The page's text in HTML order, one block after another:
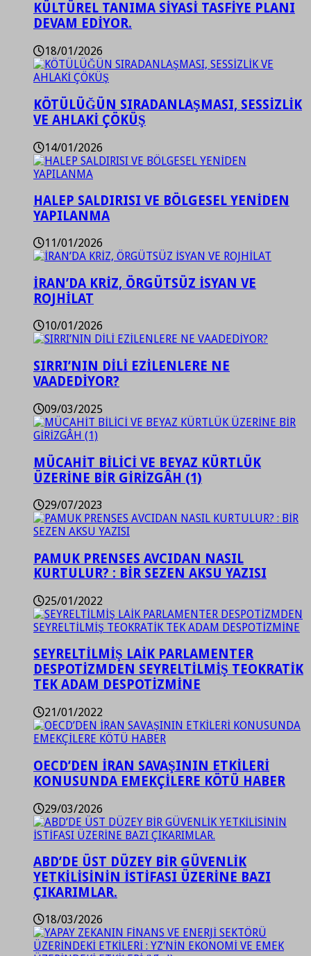
KÜLTÜREL TANIMA SİYASİ TASFİYE PLANI
DEVAM EDİYOR.
18/01/2026
KÖTÜLÜĞÜN SIRADANLAŞMASI, SESSİZLİK
VE AHLAKİ ÇÖKÜŞ
14/01/2026
HALEP SALDIRISI VE BÖLGESEL YENİDEN
YAPILANMA
11/01/2026
İRAN’DA KRİZ, ÖRGÜTSÜZ İSYAN VE
ROJHİLAT
10/01/2026
SIRRI’NIN DİLİ EZİLENLERE NE
VAADEDİYOR?
09/03/2025
MÜCAHİT BİLİCİ VE BEYAZ KÜRTLÜK
ÜZERİNE BİR GİRİZGÂH (1)
29/07/2023
PAMUK PRENSES AVCIDAN NASIL
KURTULUR? : BİR SEZEN AKSU YAZISI
25/01/2022
SEYRELTİLMİŞ LAİK PARLAMENTER
DESPOTİZMDEN SEYRELTİLMİŞ TEOKRATİK
TEK ADAM DESPOTİZMİNE
21/01/2022
OECD’DEN İRAN SAVAŞININ ETKİLERİ
KONUSUNDA EMEKÇİLERE KÖTÜ HABER
29/03/2026
ABD’DE ÜST DÜZEY BİR GÜVENLİK
YETKİLİSİNİN İSTİFASI ÜZERİNE BAZI
ÇIKARIMLAR.
18/03/2026